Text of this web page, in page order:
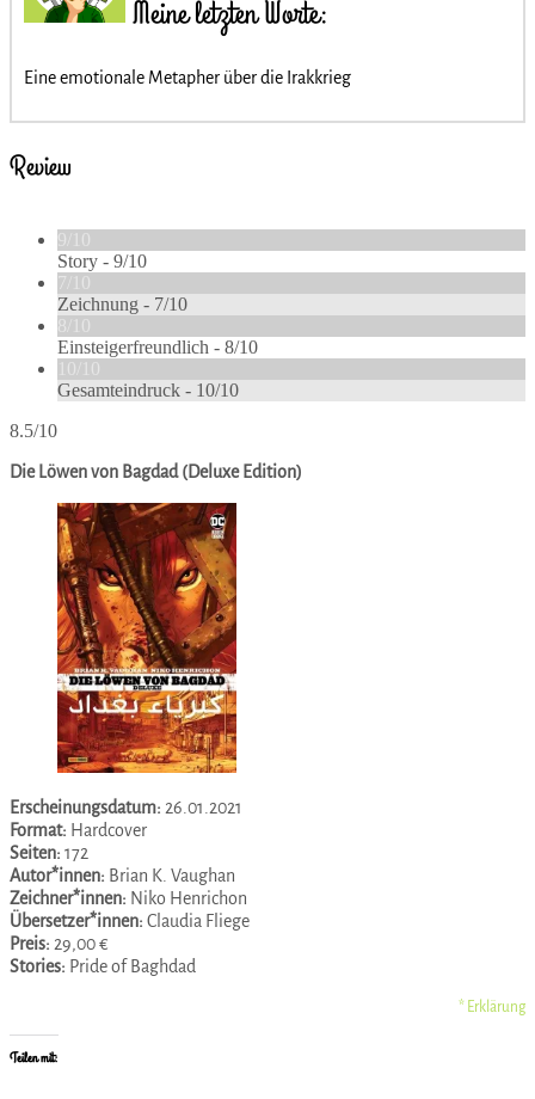
Meine letzten Worte:
Eine emotionale Metapher über die Irakkrieg
Review
9/10
Story - 9/10
7/10
Zeichnung - 7/10
8/10
Einsteigerfreundlich - 8/10
10/10
Gesamteindruck - 10/10
8.5/10
Die Löwen von Bagdad (Deluxe Edition)
Erscheinungsdatum: 26.01.2021
Format: Hardcover
Seiten: 172
Autor*innen: Brian K. Vaughan
Zeichner*innen: Niko Henrichon
Übersetzer*innen: Claudia Fliege
Preis: 29,00 €
Stories: Pride of Baghdad
* Erklärung
Teilen mit: